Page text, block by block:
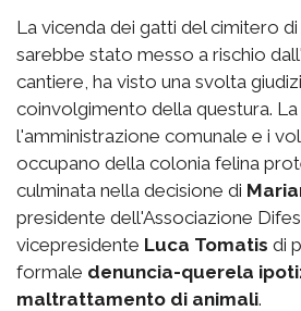
La vicenda dei gatti del cimitero di
sarebbe stato messo a rischio
cantiere, ha visto una svolta
coinvolgimento della questura.
l'amministrazione comunale e i
occupano della colonia felina
culminata nella decisione di
presidente dell'Associazione
vicepresidente Luca Tomatis di
formale denuncia-querela
maltrattamento di animali.